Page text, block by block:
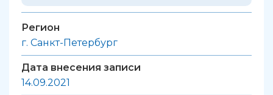
Регион
г. Санкт-Петербург
Дата внесения записи
14.09.2021